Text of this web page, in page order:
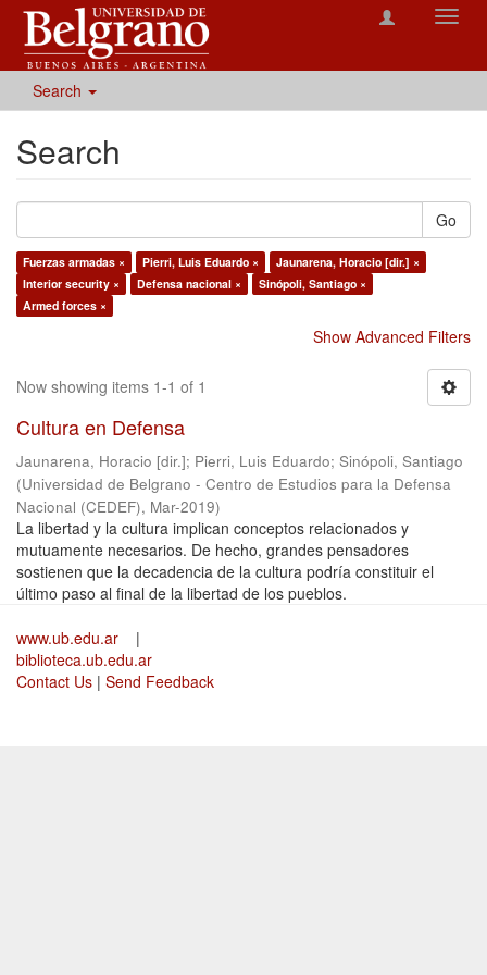
Search
Search
Go
Fuerzas armadas × Pierri, Luis Eduardo ×
Jaunarena, Horacio [dir.] ×
Interior security ×
Defensa nacional ×
Sinópoli, Santiago ×
Armed forces ×
Show Advanced Filters
Now showing items 1-1 of 1
Cultura en Defensa
Jaunarena, Horacio [dir.]; Pierri, Luis Eduardo; Sinópoli, Santiago
(Universidad de Belgrano - Centro de Estudios para la Defensa
Nacional (CEDEF), Mar-2019)
La libertad y la cultura implican conceptos relacionados y
mutuamente necesarios. De hecho, grandes pensadores
sostienen que la decadencia de la cultura podría constituir el
último paso al final de la libertad de los pueblos.
www.ub.edu.ar
|
biblioteca.ub.edu.ar
Contact Us | Send Feedback